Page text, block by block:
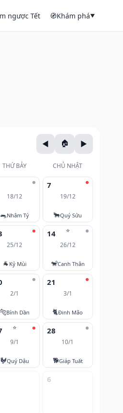
ngược Tết 🧭Khám phá▼
THỨ BẢY CHỦ NHẬT
18/12
🐀Nhâm Tý
7
19/12
🐂Quý Sửu
25/12
🐐 Kỷ Mùi
⭐
14
26/12
🐒Canh Thân
2/1
🐅Bính Dần
21
3/1
🐈Đinh Mão
⭐
9/1
🐓Quý Dậu
28
10/1
🐕Giáp Tuất
6